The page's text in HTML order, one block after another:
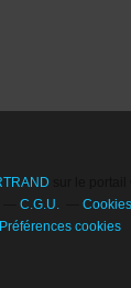
C.G.U.
Préférences cookies